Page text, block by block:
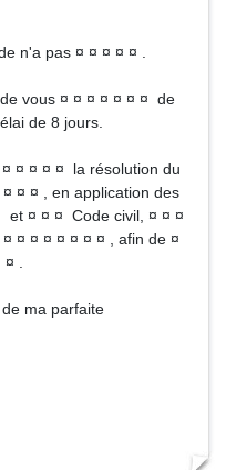
n'a pas ¤ ¤ ¤ ¤ ¤ .
vous ¤ ¤ ¤ ¤ ¤ ¤ ¤ de
de 8 jours.
¤ ¤ ¤ ¤ la résolution du
¤ ¤ , en application des
et ¤ ¤ ¤ Code civil, ¤ ¤ ¤
¤ ¤ ¤ ¤ ¤ ¤ ¤ , afin de ¤
.
ma parfaite